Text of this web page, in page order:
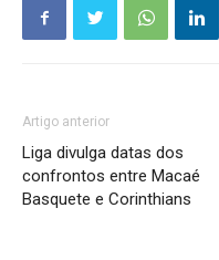
Artigo anterior
Liga divulga datas dos
confrontos entre Macaé
Basquete e Corinthians